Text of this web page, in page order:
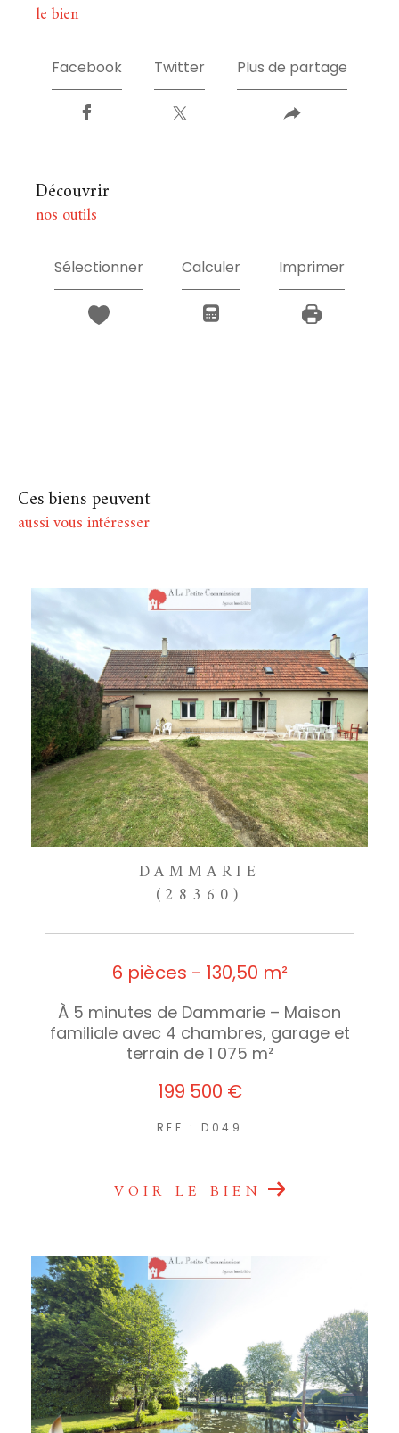
le bien
Facebook Twitter Plus de partage
découvrir
nos outils
Sélectionner Calculer Imprimer
Ces biens peuvent
aussi vous intéresser
DAMMARIE
(28360)
6 pièces - 130,50 m²
À 5 minutes de Dammarie – Maison
familiale avec 4 chambres, garage et
terrain de 1 075 m²
199 500 €
REF : D049
VOIR LE BIEN